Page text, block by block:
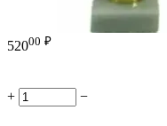
52000 ₽
+ −